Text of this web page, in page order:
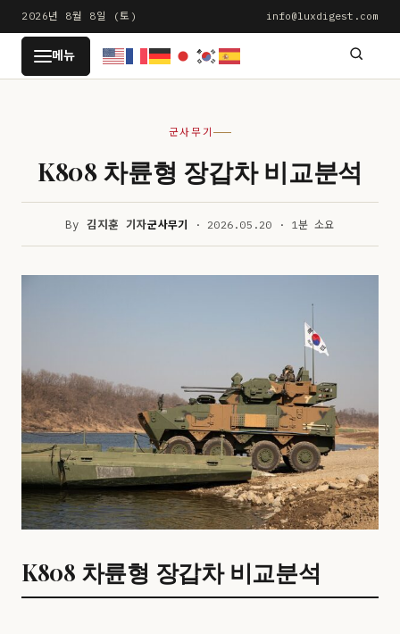
문
로
2026년 8월 8일 (토) info@luxdigest.com
LUXDIGEST
메뉴
군사무기
K808 차륜형 장갑차 비교분석
By김지훈 기자군사무기 · 2026.05.20 · 1분 소요
K808 차륜형 장갑차 비교분석